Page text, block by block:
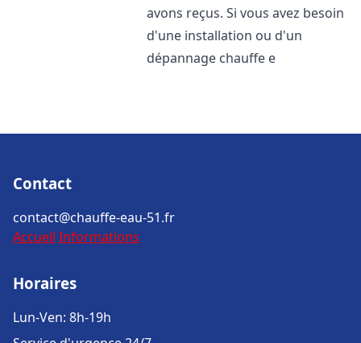
avons reçus. Si vous avez besoin
d'une installation ou d'un
dépannage chauffe e
Contact
contact@chauffe-eau-51.fr
Accueil Informations
Horaires
Lun-Ven: 8h-19h